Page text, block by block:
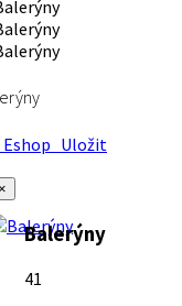
Uložit
Balerýny
41